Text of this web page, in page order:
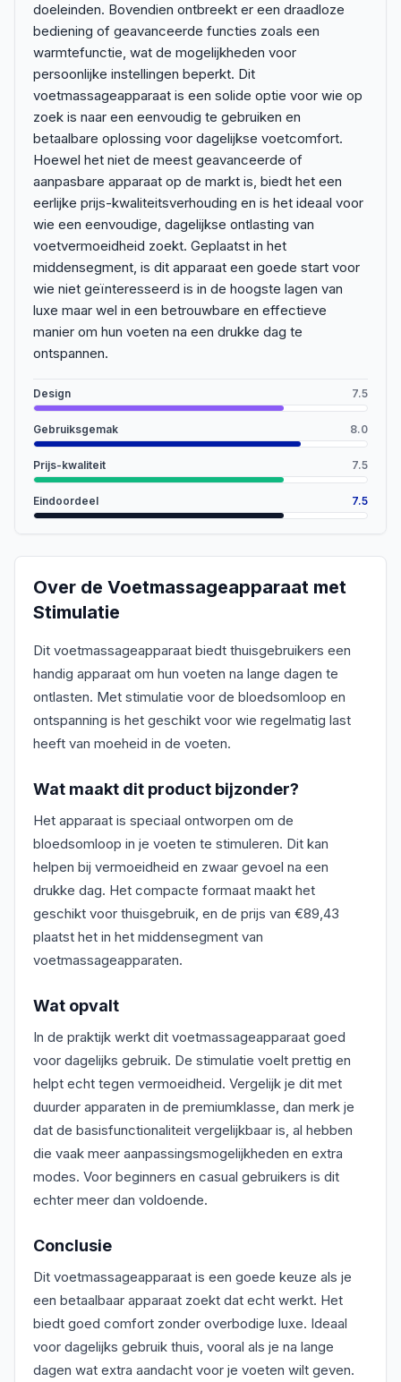
doeleinden. Bovendien ontbreekt er een draadloze
bediening of geavanceerde functies zoals een
warmtefunctie, wat de mogelijkheden voor
persoonlijke instellingen beperkt. Dit
voetmassageapparaat is een solide optie voor wie op
zoek is naar een eenvoudig te gebruiken en
betaalbare oplossing voor dagelijkse voetcomfort.
Hoewel het niet de meest geavanceerde of
aanpasbare apparaat op de markt is, biedt het een
eerlijke prijs-kwaliteitsverhouding en is het ideaal voor
wie een eenvoudige, dagelijkse ontlasting van
voetvermoeidheid zoekt. Geplaatst in het
middensegment, is dit apparaat een goede start voor
wie niet geïnteresseerd is in de hoogste lagen van
luxe maar wel in een betrouwbare en effectieve
manier om hun voeten na een drukke dag te
ontspannen.
Design 7.5
Gebruiksgemak 8.0
Prijs-kwaliteit 7.5
Eindoordeel 7.5
Over de Voetmassageapparaat met
Stimulatie
Dit voetmassageapparaat biedt thuisgebruikers een
handig apparaat om hun voeten na lange dagen te
ontlasten. Met stimulatie voor de bloedsomloop en
ontspanning is het geschikt voor wie regelmatig last
heeft van moeheid in de voeten.
Wat maakt dit product bijzonder?
Het apparaat is speciaal ontworpen om de
bloedsomloop in je voeten te stimuleren. Dit kan
helpen bij vermoeidheid en zwaar gevoel na een
drukke dag. Het compacte formaat maakt het
geschikt voor thuisgebruik, en de prijs van €89,43
plaatst het in het middensegment van
voetmassageapparaten.
Wat opvalt
In de praktijk werkt dit voetmassageapparaat goed
voor dagelijks gebruik. De stimulatie voelt prettig en
helpt echt tegen vermoeidheid. Vergelijk je dit met
duurder apparaten in de premiumklasse, dan merk je
dat de basisfunctionaliteit vergelijkbaar is, al hebben
die vaak meer aanpassingsmogelijkheden en extra
modes. Voor beginners en casual gebruikers is dit
echter meer dan voldoende.
Conclusie
Dit voetmassageapparaat is een goede keuze als je
een betaalbaar apparaat zoekt dat echt werkt. Het
biedt goed comfort zonder overbodige luxe. Ideaal
voor dagelijks gebruik thuis, vooral als je na lange
dagen wat extra aandacht voor je voeten wilt geven.